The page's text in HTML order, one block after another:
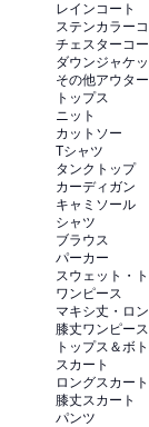
レインコート
ステンカラー
チェスターコー
ダウンジャケ
その他アウター
トップス
ニット
カットソー
Tシャツ
タンクトップ
カーディガン
キャミソール
シャツ
ブラウス
パーカー
スウェット・
ワンピース
マキシ丈・ロ
膝丈ワンピース
トップス＆ボ
スカート
ロングスカート
膝丈スカート
パンツ